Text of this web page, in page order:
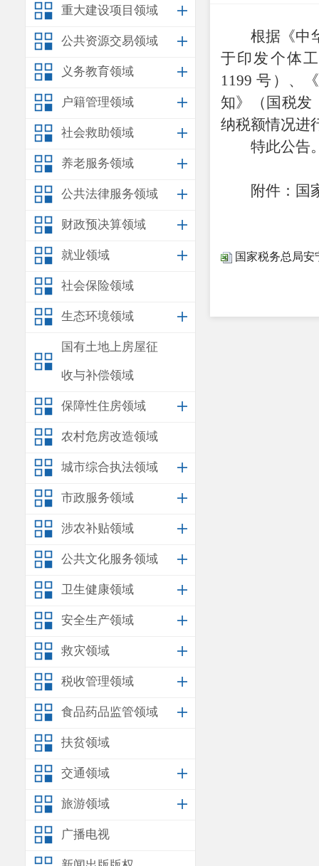
重大建设项目领域
公共资源交易领域
义务教育领域
户籍管理领域
社会救助领域
养老服务领域
公共法律服务领域
财政预决算领域
就业领域
社会保险领域
生态环境领域
国有土地上房屋征
收与补偿领域
保障性住房领域
农村危房改造领域
城市综合执法领域
市政服务领域
涉农补贴领域
公共文化服务领域
卫生健康领域
安全生产领域
救灾领域
税收管理领域
食品药品监管领域
扶贫领域
交通领域
旅游领域
广播电视
根据《中
于印发个体
1199号）、
知》（国税发
纳税额情况进
特此公告
附件：国
国家税务总局安